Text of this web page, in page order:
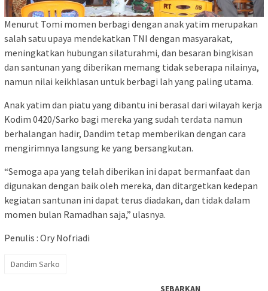
Menurut Tomi momen berbagi dengan anak yatim merupakan
salah satu upaya mendekatkan TNI dengan masyarakat,
meningkatkan hubungan silaturahmi, dan besaran bingkisan
dan santunan yang diberikan memang tidak seberapa nilainya,
namun nilai keikhlasan untuk berbagi lah yang paling utama.
Anak yatim dan piatu yang dibantu ini berasal dari wilayah kerja
Kodim 0420/Sarko bagi mereka yang sudah terdata namun
berhalangan hadir, Dandim tetap memberikan dengan cara
mengirimnya langsung ke yang bersangkutan.
“Semoga apa yang telah diberikan ini dapat bermanfaat dan
digunakan dengan baik oleh mereka, dan ditargetkan kedepan
kegiatan santunan ini dapat terus diadakan, dan tidak dalam
momen bulan Ramadhan saja,” ulasnya.
Penulis : Ory Nofriadi
Dandim Sarko
SEBARKAN